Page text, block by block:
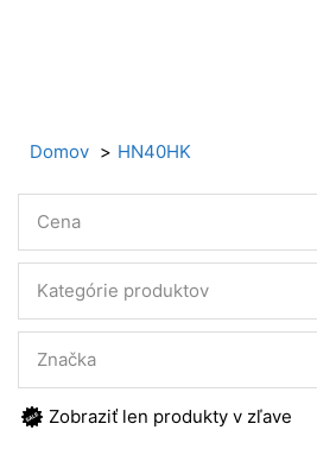
Domov HN40HK
Cena
Kategórie produktov
Značka
Zobraziť len produkty v zľave